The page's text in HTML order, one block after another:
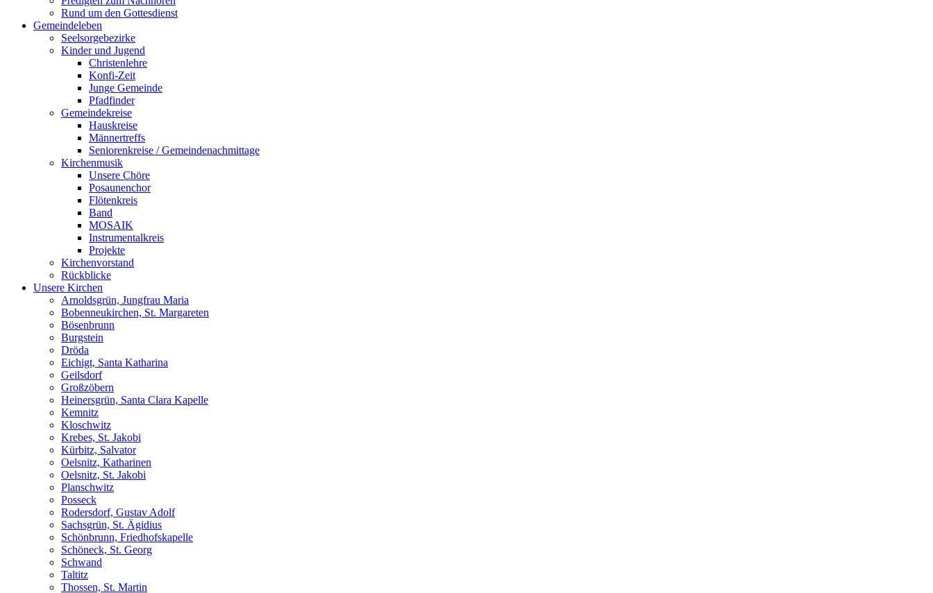
Rund um den Gottesdienst
Gemeindeleben
Seelsorgebezirke
Kinder und Jugend
Christenlehre
Konfi-Zeit
Junge Gemeinde
Pfadfinder
Gemeindekreise
Hauskreise
Männertreffs
Seniorenkreise / Gemeindenachmittage
Kirchenmusik
Unsere Chöre
Posaunenchor
Flötenkreis
Band
MOSAIK
Instrumentalkreis
Projekte
Kirchenvorstand
Rückblicke
Unsere Kirchen
Arnoldsgrün, Jungfrau Maria
Bobenneukirchen, St. Margareten
Bösenbrunn
Burgstein
Dröda
Eichigt, Santa Katharina
Geilsdorf
Großzöbern
Heinersgrün, Santa Clara Kapelle
Kemnitz
Kloschwitz
Krebes, St. Jakobi
Kürbitz, Salvator
Oelsnitz, Katharinen
Oelsnitz, St. Jakobi
Planschwitz
Posseck
Rodersdorf, Gustav Adolf
Sachsgrün, St. Ägidius
Schönbrunn, Friedhofskapelle
Schöneck, St. Georg
Schwand
Taltitz
Thossen, St. Martin